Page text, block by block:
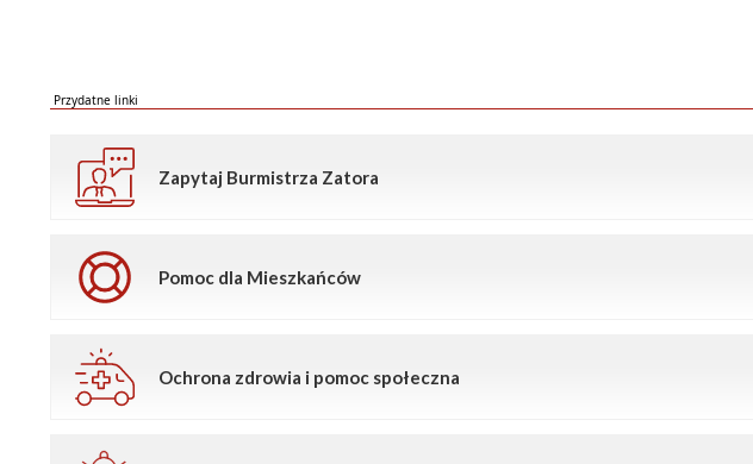
Przydatne linki
Zapytaj Burmistrza Zatora
Pomoc dla Mieszkańców
Ochrona zdrowia i pomoc społeczna